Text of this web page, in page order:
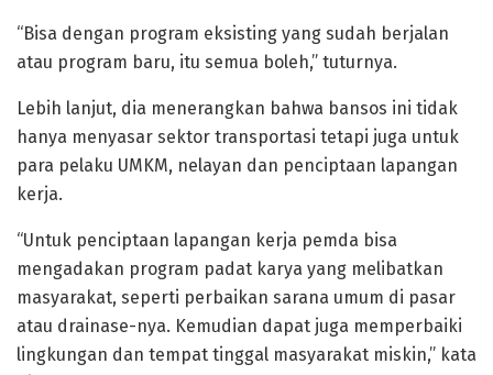
“Bisa dengan program eksisting yang sudah berjalan
atau program baru, itu semua boleh,” tuturnya.
Lebih lanjut, dia menerangkan bahwa bansos ini tidak
hanya menyasar sektor transportasi tetapi juga untuk
para pelaku UMKM, nelayan dan penciptaan lapangan
kerja.
“Untuk penciptaan lapangan kerja pemda bisa
mengadakan program padat karya yang melibatkan
masyarakat, seperti perbaikan sarana umum di pasar
atau drainase-nya. Kemudian dapat juga memperbaiki
lingkungan dan tempat tinggal masyarakat miskin,” kata